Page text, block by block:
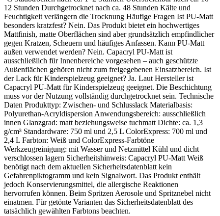
12 Stunden Durchgetrocknet nach ca. 48 Stunden Kälte und
Feuchtigkeit verlängern die Trocknung Häufige Fragen Ist PU-Matt
besonders kratzfest? Nein. Das Produkt bietet ein hochwertiges
Mattfinish, matte Oberflächen sind aber grundsätzlich empfindlicher
gegen Kratzen, Scheuern und häufiges Anfassen. Kann PU-Matt
außen verwendet werden? Nein. Capacryl PU-Matt ist
ausschließlich für Innenbereiche vorgesehen – auch geschützte
Außenflächen gehören nicht zum freigegebenen Einsatzbereich. Ist
der Lack für Kinderspielzeug geeignet? Ja. Laut Hersteller ist
Capacryl PU-Matt für Kinderspielzeug geeignet. Die Beschichtung
muss vor der Nutzung vollständig durchgetrocknet sein. Technische
Daten Produkttyp: Zwischen- und Schlusslack Materialbasis:
Polyurethan-Acryldispersion Anwendungsbereich: ausschließlich
innen Glanzgrad: matt beziehungsweise tuchmatt Dichte: ca. 1,3
g/cm³ Standardware: 750 ml und 2,5 L ColorExpress: 700 ml und
2,4 L Farbton: Weiß und ColorExpress-Farbtöne
Werkzeugreinigung: mit Wasser und Netzmittel Kühl und dicht
verschlossen lagern Sicherheitshinweis: Capacryl PU-Matt Weiß
benötigt nach dem aktuellen Sicherheitsdatenblatt kein
Gefahrenpiktogramm und kein Signalwort. Das Produkt enthält
jedoch Konservierungsmittel, die allergische Reaktionen
hervorrufen können. Beim Spritzen Aerosole und Spritznebel nicht
einatmen. Für getönte Varianten das Sicherheitsdatenblatt des
tatsächlich gewählten Farbtons beachten.